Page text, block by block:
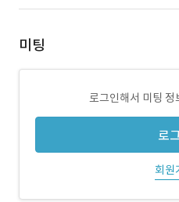
미팅
로그인해서 미팅 정
로
회원